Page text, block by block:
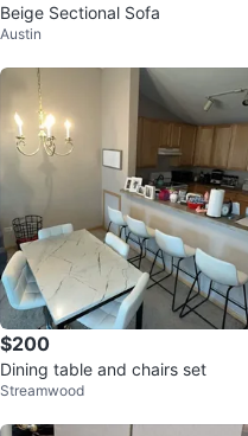
Beige Sectional Sofa
Austin
$200
Dining table and chairs set
Streamwood